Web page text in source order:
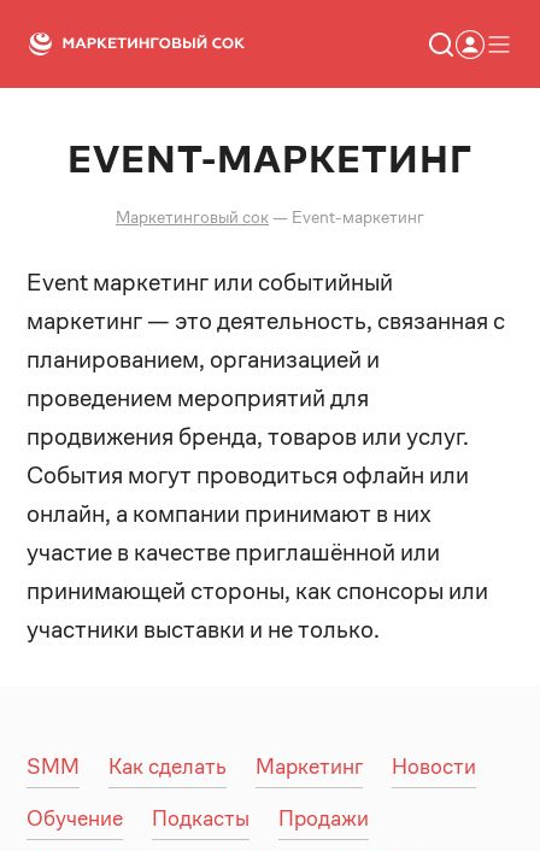
Статьи
Новости
Сервисы
Словарь
EVENT-МАРКЕТИНГ
Маркетинговый сок— Event-маркетинг
Event маркетинг или событийный
маркетинг — это деятельность, связанная с
планированием, организацией и
проведением мероприятий для
продвижения бренда, товаров или услуг.
События могут проводиться офлайн или
онлайн, а компании принимают в них
участие в качестве приглашённой или
принимающей стороны, как спонсоры или
участники выставки и не только.
SMM Как сделать Маркетинг
Новости
Обучение
Подкасты
Продажи